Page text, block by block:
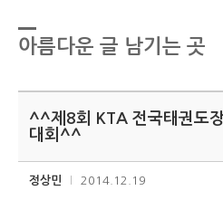
아름다운 글 남기는 곳
^^제8회 KTA 전국태권도
대회^^
정상민 2014.12.19